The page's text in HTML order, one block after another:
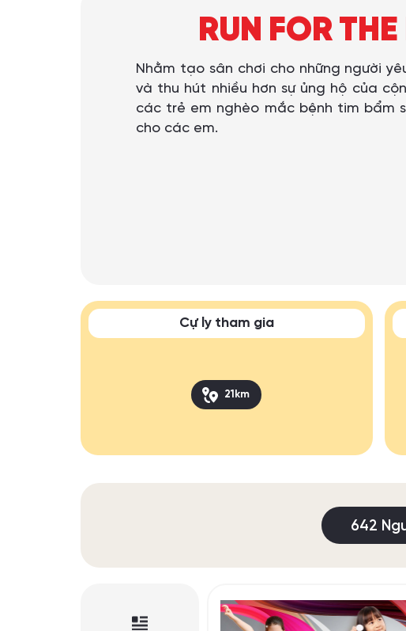
RUN FOR
Nhằm tạo sân chơi cho những người
và thu hút nhiều hơn sự ủng hộ của
các trẻ em nghèo mắc bệnh tim bẩm
cho các em.
Cự ly tham gia
21km
642